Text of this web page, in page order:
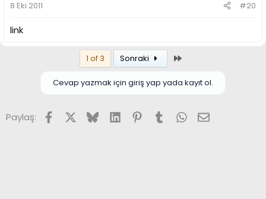
8 Eki 2011 #20
link
1 of 3 Sonraki
Cevap yazmak için giriş yap yada kayıt ol.
Paylaş: FacebookX (Twitter)
BlueskyLinkedInPinterest
TumblrWhatsApp
E-posta